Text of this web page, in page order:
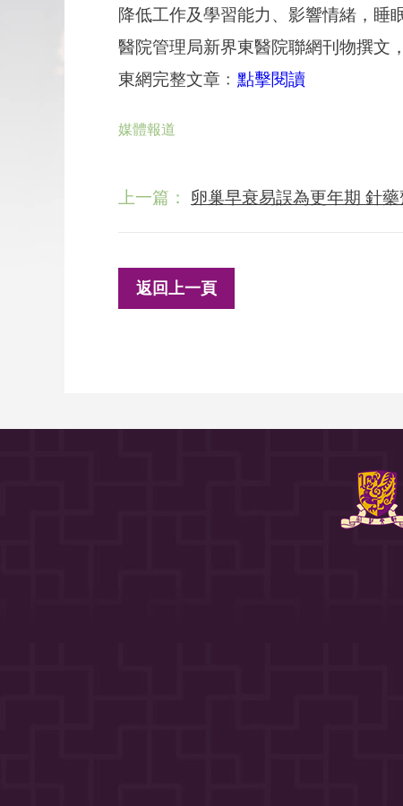
降低工作及學習能力、影響情緒，睡
醫院管理局新界東醫院聯網刊物撰文
東網完整文章﹕ 點擊閱讀
媒體報道
上一篇： 卵巢早衰易誤為更年期 針
返回上一頁